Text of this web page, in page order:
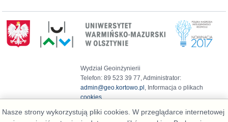
Wydział Geoinżynierii
Telefon: 89 523 39 77, Administrator:
admin@geo.kortowo.pl , Informacja o plikach
cookies
Nasze strony wykorzystują pliki cookies. W przeglądarce internetowej